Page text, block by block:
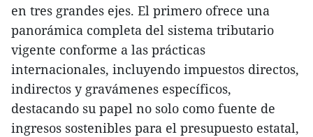
en tres grandes ejes. El primero ofrece una
panorámica completa del sistema tributario
vigente conforme a las prácticas
internacionales, incluyendo impuestos directos,
indirectos y gravámenes específicos,
destacando su papel no solo como fuente de
ingresos sostenibles para el presupuesto estatal,